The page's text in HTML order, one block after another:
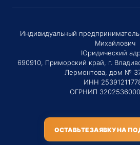
Индивидуальный
Михайлович
Юридический
690910, Приморский край, г.
Лермонтова, дом №
ИНН
ОГРНИП
ОСТАВЬТЕ ЗАЯВКУ НА